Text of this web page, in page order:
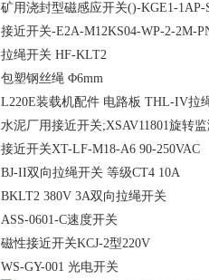
矿用浇封型磁感应开关()-KGE1-1AP-
接近开关-E2A-M12KS04-WP-2-2M-
拉绳开关 HF-KLT2
包塑钢丝绳 Φ6mm
L220E装载机配件 电路板 THL-IV拉
水泥厂用接近开关;XSAV11801旋转
接近开关XT-LF-M18-A6 90-250VAC
BJ-II双向拉绳开关 等级CT4 10A
BKLT2 380V 3A双向拉绳开关
ASS-0601-C速度开关
磁性接近开关KCJ-2型220V
WS-GY-001 光电开关